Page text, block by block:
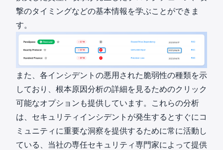
撃のタイミングなどの基本情報を学ぶことができま
す。
また、各インシデントの悪用された脆弱性の種類を示
しており、 根本原因分析の詳細を見るためのクリック
可能なオプションも提供しています。これらの分析
は、セキュリティインシデントが発生するとすぐにコ
ミュニティに重要な洞察を提供するために常に活動し
ている、当社の専任セキュリティ専門家によって提供